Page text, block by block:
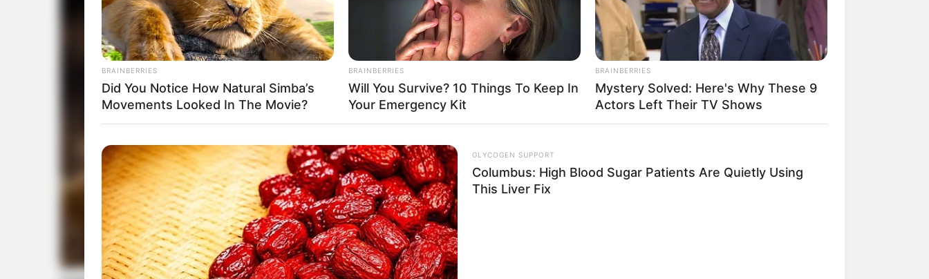
BRAINBERRIES
Did You Notice How Natural Simba’s
Movements Looked In The Movie?
BRAINBERRIES
Will You Survive? 10 Things To Keep In
Your Emergency Kit
BRAINBERRIES
Mystery Solved: Here's Why These 9
Actors Left Their TV Shows
GLYCOGEN SUPPORT
Columbus: High Blood Sugar Patients Are Quietly Using
This Liver Fix